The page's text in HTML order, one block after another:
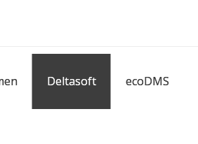
Deltasoft ecoDMS